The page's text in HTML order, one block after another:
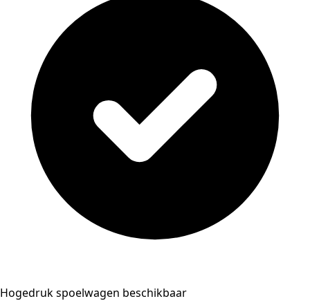
Hogedruk spoelwagen beschikbaar